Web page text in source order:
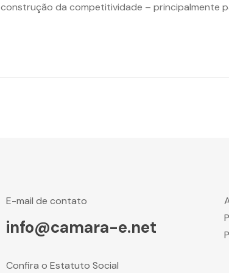
da competitividade – principalmente
E-mail de contato
info@camara-e.net
Confira o Estatuto Social